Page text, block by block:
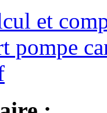
et
pompe